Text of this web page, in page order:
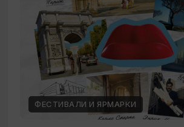
ФЕСТИВАЛИ И ЯРМАРКИ